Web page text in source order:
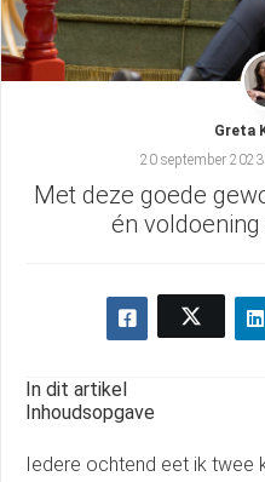
Greta
20 september 2023
Met deze goede
én
In dit artikel
Inhoudsopgave
Iedere ochtend eet ik twee